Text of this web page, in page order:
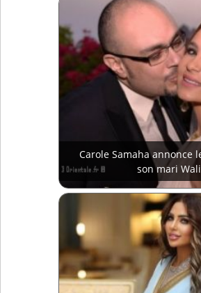
Carole Samaha annonce
son mari